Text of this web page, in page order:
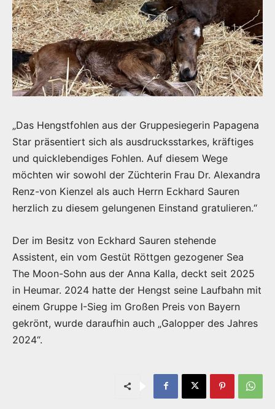
„Das Hengstfohlen aus der Gruppesiegerin Papagena
Star präsentiert sich als ausdrucksstarkes, kräftiges
und quicklebendiges Fohlen. Auf diesem Wege
möchten wir sowohl der Züchterin Frau Dr. Alexandra
Renz-von Kienzel als auch Herrn Eckhard Sauren
herzlich zu diesem gelungenen Einstand gratulieren.“
Der im Besitz von Eckhard Sauren stehende
Assistent, ein vom Gestüt Röttgen gezogener Sea
The Moon-Sohn aus der Anna Kalla, deckt seit 2025
in Heumar. 2024 hatte der Hengst seine Laufbahn mit
einem Gruppe I-Sieg im Großen Preis von Bayern
gekrönt, wurde daraufhin auch „Galopper des Jahres
2024“.